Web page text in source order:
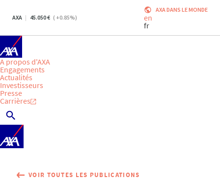
AXA 45.050 ( +0.85%)
AXA DANS LE MONDE
en
fr
A propos d'AXA
Engagements
Actualités
Investisseurs
Presse
Carrières
VOIR TOUTES LES PUBLICATIONS